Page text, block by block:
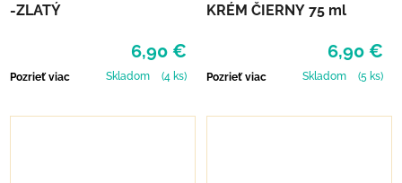
-ZLATÝ
6,90 €
Pozrieť viac Skladom (4 ks)
KRÉM ČIERNY 75 ml
6,90 €
Pozrieť viac Skladom (5 ks)